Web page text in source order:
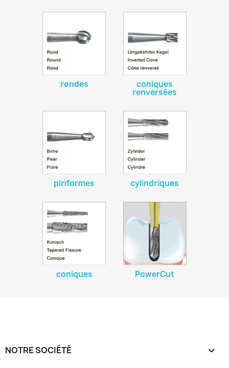
rondes coniques
renversées
piriformes cylindriques
coniques PowerCut
NOTRE SOCIÉTÉ 